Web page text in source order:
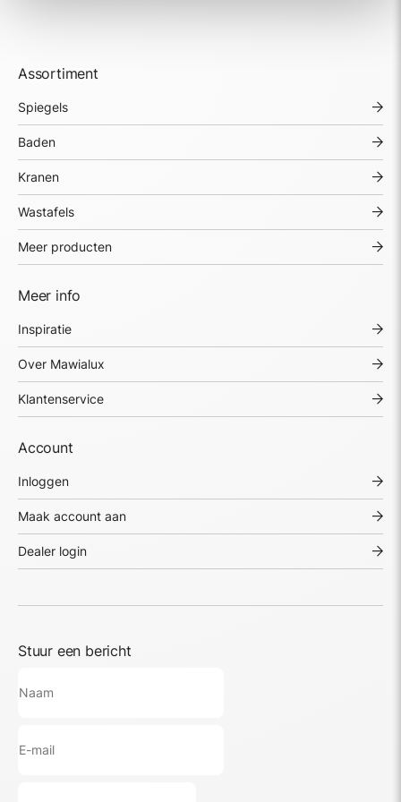
Assortiment
Spiegels
Baden
Kranen
Wastafels
Meer producten
Meer info
Inspiratie
Over Mawialux
Klantenservice
Account
Inloggen
Maak account aan
Dealer login
Stuur een bericht